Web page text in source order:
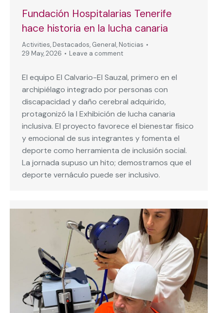
Fundación Hospitalarias Tenerife
hace historia en la lucha canaria
Activities, Destacados, General, Noticias
29 May, 2026
Leave a comment
El equipo El Calvario-El Sauzal, primero en el
archipiélago integrado por personas con
discapacidad y daño cerebral adquirido,
protagonizó la I Exhibición de lucha canaria
inclusiva. El proyecto favorece el bienestar físico
y emocional de sus integrantes y fomenta el
deporte como herramienta de inclusión social.
La jornada supuso un hito; demostramos que el
deporte vernáculo puede ser inclusivo.